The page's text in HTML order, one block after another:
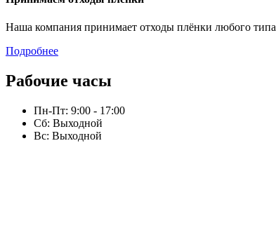
Наша компания принимает отходы плёнки любого типа
Подробнее
Рабочие часы
Пн-Пт: 9:00 - 17:00
Сб: Выходной
Вс: Выходной